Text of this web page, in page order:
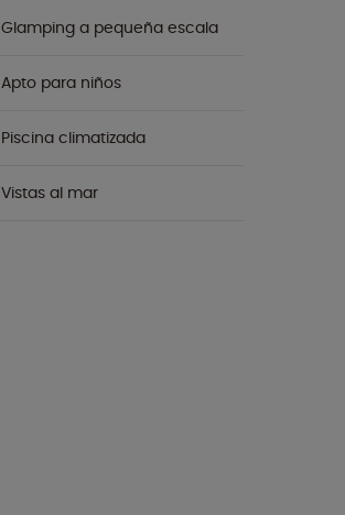
Glamping a pequeña escala
Apto para niños
Piscina climatizada
Vistas al mar